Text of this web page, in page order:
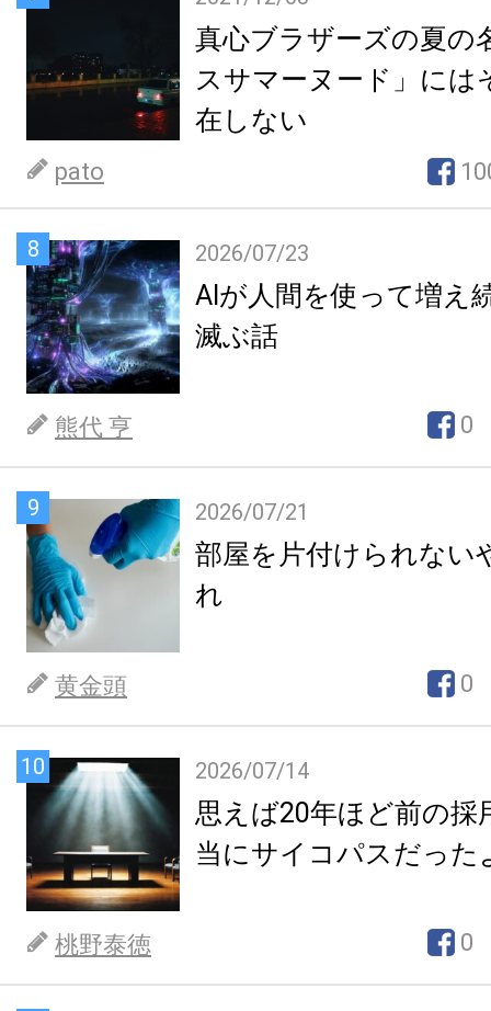
真心ブラザーズの夏の
スサマーヌード」には
在しない
pato
8 2026/07/23
AIが人間を使って増え
滅ぶ話
熊代 亨 0
9 2026/07/21
部屋を片付けられない
れ
黄金頭 0
10 2026/07/14
思えば20年ほど前の採
当にサイコパスだった
桃野泰徳 0